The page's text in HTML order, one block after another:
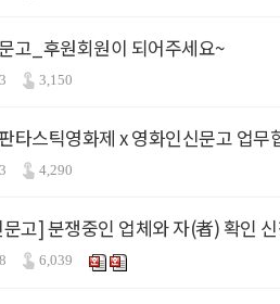
고_후원회원이 되어주세요~
3,150
타스틱영화제 x 영화인신문고 업
4,290
고] 분쟁중인 업체와 자(者) 확인
6,039